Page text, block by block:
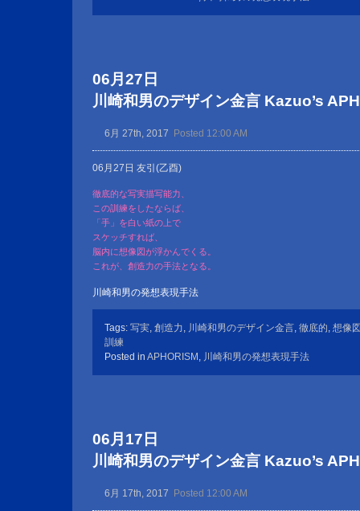
06月27日
川崎和男のデザイン金言 Kazuo’s
6月 27th, 2017 Posted 12:00 AM
06月27日 友引(乙酉)
徹底的な写実描写能力、
この訓練をしたならば、
「手」を白い紙の上で
スケッチすれば、
脳内に想像図が浮かんでくる。
これが、創造力の手法となる。
川崎和男の発想表現手法
Tags: 写実, 創造力, 川崎和男のデザイン金言, 徹底的, 想像
訓練
Posted in APHORISM , 川崎和男の発想表現手法
06月17日
川崎和男のデザイン金言 Kazuo’s
6月 17th, 2017 Posted 12:00 AM